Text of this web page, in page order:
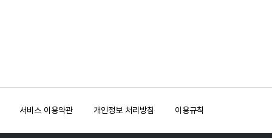
서비스 이용약관 개인정보 처리방침 이용규칙